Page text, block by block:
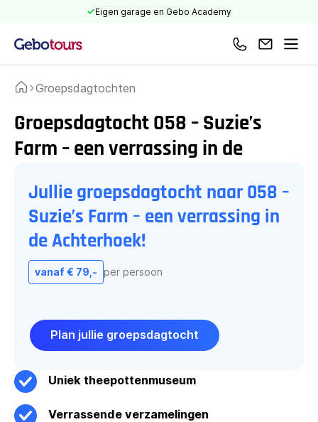
Eigen garage en Gebo Academy
Bel onsMail ons
HomeGroepsdagtochten
Groepsdagtocht 058 – Suzie’s
Farm – een verrassing in de
Jullie groepsdagtocht naar 058 –
Suzie’s Farm – een verrassing in
de Achterhoek!
vanaf € 79,- per persoon
Plan jullie groepsdagtocht
Uniek theepottenmuseum
Verrassende verzamelingen